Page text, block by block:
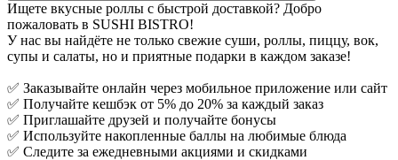
Ищете вкусные роллы с быстрой доставкой? Добро
пожаловать в SUSHI BISTRO!
У нас вы найдёте не только свежие суши, роллы, пиццу, вок,
супы и салаты, но и приятные подарки в каждом заказе!
✅ Заказывайте онлайн через мобильное приложение или сайт
✅ Получайте кешбэк от 5% до 20% за каждый заказ
✅ Приглашайте друзей и получайте бонусы
✅ Используйте накопленные баллы на любимые блюда
✅ Следите за ежедневными акциями и скидками